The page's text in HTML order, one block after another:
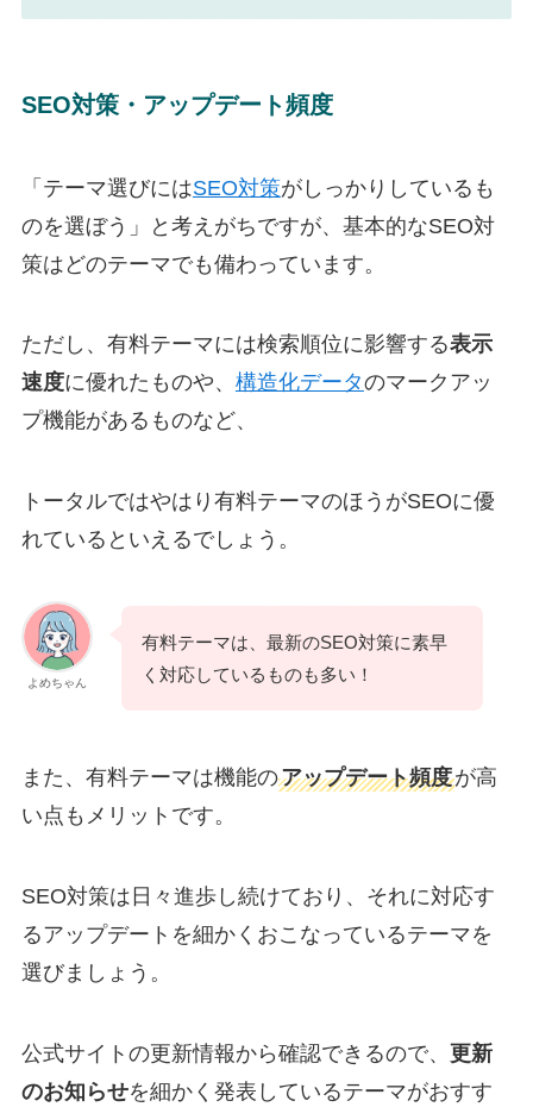
SEO対策・アップデート頻度
「テーマ選びにはSEO対策がしっかりしているも
のを選ぼう」と考えがちですが、基本的なSEO対
策はどのテーマでも備わっています。
ただし、有料テーマには検索順位に影響する表示
速度に優れたものや、 構造化データのマークアッ
プ機能があるものなど、
トータルではやはり有料テーマのほうがSEOに優
れているといえるでしょう。
よめちゃん
有料テーマは、最新のSEO対策に素早
く対応しているものも多い！
また、有料テーマは機能のアップデート頻度が高
い点もメリットです。
SEO対策は日々進歩し続けており、それに対応す
るアップデートを細かくおこなっているテーマを
選びましょう。
公式サイトの更新情報から確認できるので、 更新
のお知らせを細かく発表しているテーマがおすす